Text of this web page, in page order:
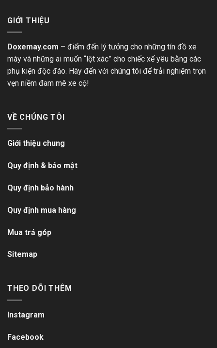
GIỚI THIỆU
Doxemay.com – điểm đến lý tưởng cho những tín đồ xe
máy và những ai muốn “lột xác” cho chiếc xế yêu bằng các
phụ kiện độc đáo. Hãy đến với chúng tôi để trải nghiệm trọn
vẹn niềm đam mê xe cộ!
VỀ CHÚNG TÔI
Giới thiệu chung
Quy định & bảo mật
Quy định bảo hành
Quy định mua hàng
Mua trả góp
Sitemap
THEO DÕI THÊM
Instagram
Facebook